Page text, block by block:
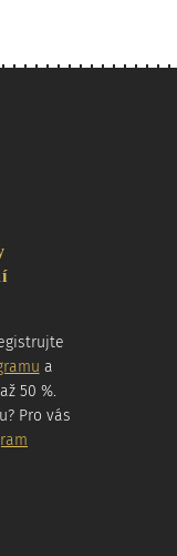
a
50 %.
Pro vás